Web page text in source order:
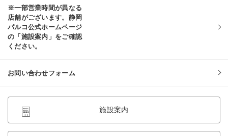
※一部営業時間が異なる
店舗がございます。静岡
パルコ公式ホームページ
の「施設案内」をご確認
ください。
お問い合わせフォーム
施設案内